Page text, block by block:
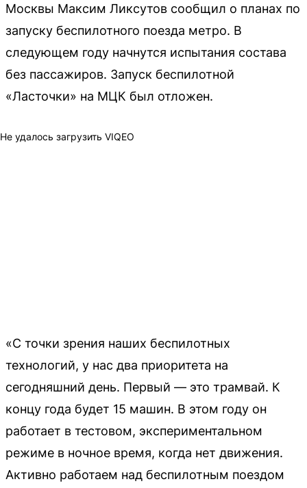
Москвы Максим Ликсутов сообщил о планах по
запуску беспилотного поезда метро. В
следующем году начнутся испытания состава
без пассажиров. Запуск беспилотной
«Ласточки» на МЦК был отложен.
Не удалось загрузить VIQEO
«С точки зрения наших беспилотных
технологий, у нас два приоритета на
сегодняшний день. Первый — это трамвай. К
концу года будет 15 машин. В этом году он
работает в тестовом, экспериментальном
режиме в ночное время, когда нет движения.
Активно работаем над беспилотным поездом